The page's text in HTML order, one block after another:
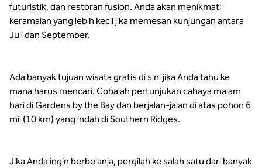
futuristik, dan restoran fusion. Anda akan menikmati
keramaian yang lebih kecil jika memesan kunjungan antara
Juli dan September.
Ada banyak tujuan wisata gratis di sini jika Anda tahu ke
mana harus mencari. Cobalah pertunjukan cahaya malam
hari di Gardens by the Bay dan berjalan-jalan di atas pohon 6
mil (10 km) yang indah di Southern Ridges.
Jika Anda ingin berbelanja, pergilah ke salah satu dari banyak